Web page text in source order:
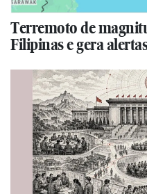
Terremoto de
Filipinas e gera